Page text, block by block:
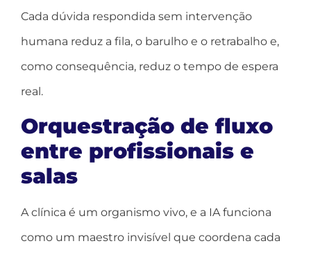
Cada dúvida respondida sem intervenção
humana reduz a fila, o barulho e o retrabalho e,
como consequência, reduz o tempo de espera
real.
Orquestração de fluxo
entre profissionais e
salas
A clínica é um organismo vivo, e a IA funciona
como um maestro invisível que coordena cada